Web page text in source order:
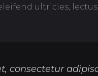
ultricies,
consectetur